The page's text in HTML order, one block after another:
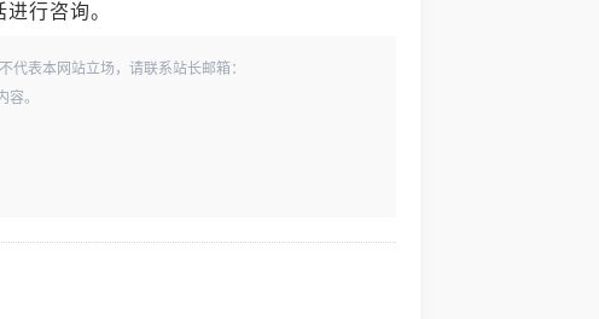
行咨询。
表本网站立场，请联系站长邮箱：
。